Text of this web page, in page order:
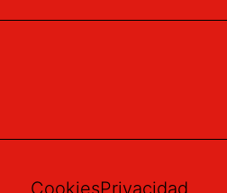
CookiesPrivacidad